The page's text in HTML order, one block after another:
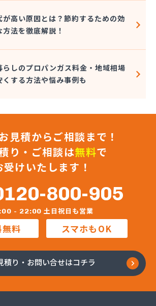
社本社
社
社
協同組合
会社
ス株式会社 上田支店
ス株式会社 長野営業所
ネパート日本ガス工事株式会社
式会社 佐久営業所
ン販売有限会社
株式会社 長野営業所
社長野営業所
が高い原因とは？節約するための効
方法を徹底解説！
らしのプロパンガス料金・地域相場
くする方法や悩み事例も
見積からご相談まで！
り・ご相談は無料で
受けいたします！
800-905
- 22:00 土日祝日も営業
料 スマホもOK
積り・お問い合せはコチラ